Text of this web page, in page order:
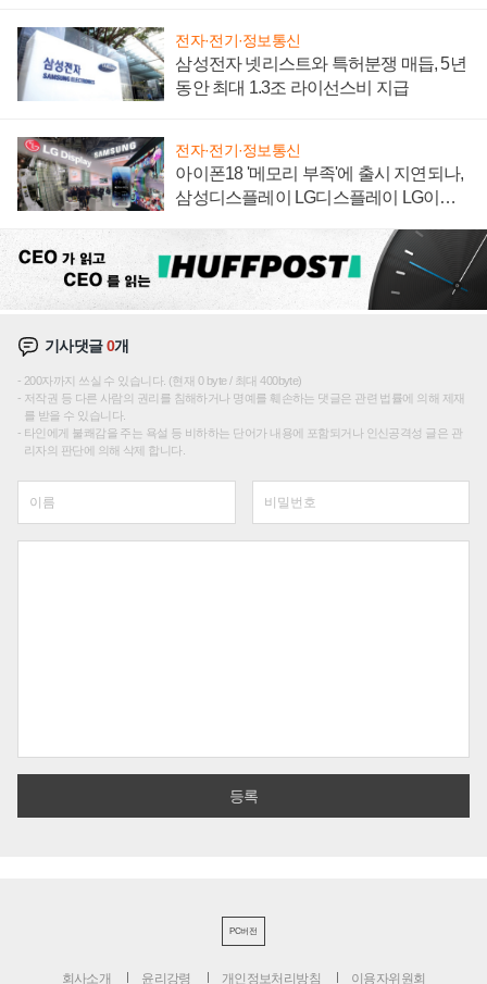
전자·전기·정보통신
삼성전자 넷리스트와 특허분쟁 매듭, 5년
동안 최대 1.3조 라이선스비 지급
전자·전기·정보통신
아이폰18 '메모리 부족'에 출시 지연되나,
삼성디스플레이 LG디스플레이 LG이노
기사댓글0개
200자까지 쓰실 수 있습니다. (현재 0 byte / 최대 400byte)
저작권 등 다른 사람의 권리를 침해하거나 명예를 훼손하는 댓글은 관련 법률에 의해 제재
를 받을 수 있습니다.
타인에게 불쾌감을 주는 욕설 등 비하하는 단어가 내용에 포함되거나 인신공격성 글은 관
리자의 판단에 의해 삭제 합니다.
PC버전
회사소개 윤리강령 개인정보처리방침 이용자위원회